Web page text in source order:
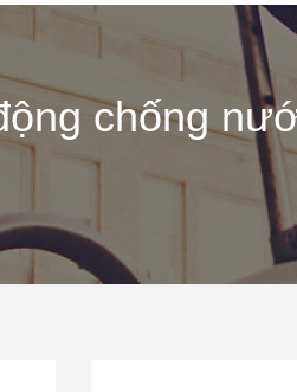
chống